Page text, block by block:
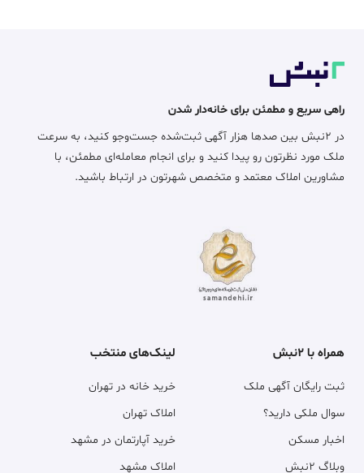
راهی سریع و مطمئن برای خانه‌دار شدن
در ۲نبش بین صدها هزار آگهی ثبت‌شده جست‌وجو کنید، به سرعت
ملک مورد نظرتون رو پیدا کنید و برای انجام معامله‌ای مطمئن، با
مشاورین املاک معتمد و متخصص شهرتون در ارتباط باشید.
همراه با ۲نبش
ثبت رایگان آگهی ملک
سوال ملکی دارید؟
اخبار مسکن
وبلاگ ۲نبش
لینک‌های منتخب
خرید خانه در تهران
املاک تهران
خرید آپارتمان در مشهد
املاک مشهد